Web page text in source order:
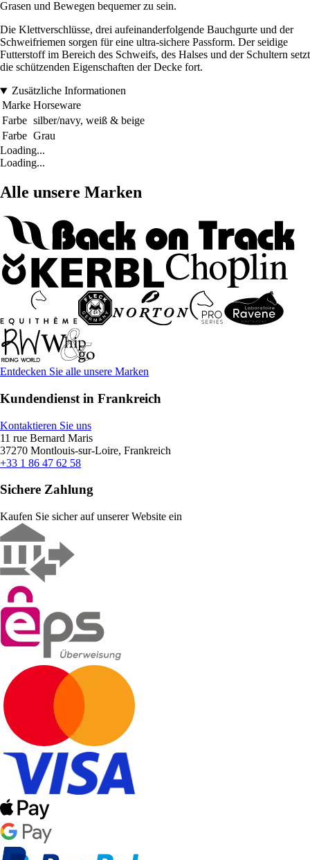
Grasen und Bewegen bequemer zu sein.
Die Klettverschlüsse, drei aufeinanderfolgende Bauchgurte und der
Schweifriemen sorgen für eine ultra-sichere Passform. Der seidige
Futterstoff im Bereich des Schweifs, des Halses und der Schultern setzt
die schützenden Eigenschaften der Decke fort.
Zusätzliche Informationen
Marke Horseware
Farbe silber/navy, weiß & beige
Farbe Grau
Loading...
Loading...
Alle unsere Marken
Entdecken Sie alle unsere Marken
Kundendienst in Frankreich
Kontaktieren Sie uns
11 rue Bernard Maris
37270 Montlouis-sur-Loire, Frankreich
+33 1 86 47 62 58
Sichere Zahlung
Kaufen Sie sicher auf unserer Website ein